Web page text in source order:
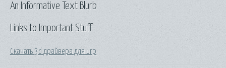
Links to Important Stuff
Скачать 3d драйвера для игр
An Informative Text Blurb